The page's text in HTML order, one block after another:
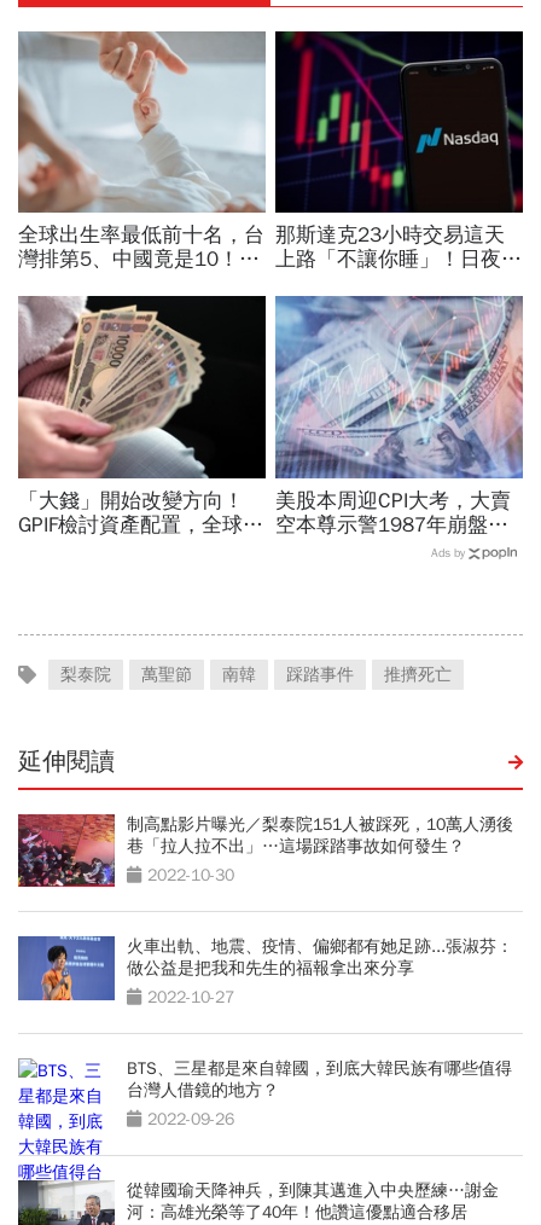
全球出生率最低前十名，台
灣排第5、中國竟是10！亞
經濟壓力成天然避孕藥？
那斯達克23小時交易這天
上路「不讓你睡」！日夜盤
喊：下單前注意一風險
「大錢」開始改變方向！
GPIF檢討資產配置，全球資
美股本周迎CPI大考，大賣
空本尊示警1987年崩盤恐
重演…美國彈藥告急，限時
Ads by
梨泰院 萬聖節 南韓 踩踏事件 推擠死亡
延伸閱讀
制高點影片曝光／梨泰院151人被踩死，10萬人湧後
巷「拉人拉不出」…這場踩踏事故如何發生？
2022-10-30
火車出軌、地震、疫情、偏鄉都有她足跡...張淑芬：
做公益是把我和先生的福報拿出來分享
2022-10-27
BTS、三星都是來自韓國，到底大韓民族有哪些值得
台灣人借鏡的地方？
2022-09-26
從韓國瑜天降神兵，到陳其邁進入中央歷練…謝金
河：高雄光榮等了40年！他讚這優點適合移居